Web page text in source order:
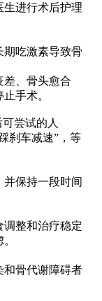
进行术后护理
吃激素导致骨
、骨头愈合
手术。
尝试的人
刹车减速”，等
保持一段时间
整和治疗稳定
骨代谢障碍者